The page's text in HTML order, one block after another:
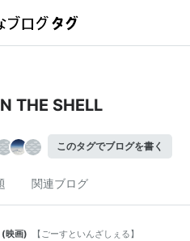
THE SHELL
このタグでブログを書く
関連ブログ
(映画) 【ごーすといんざしぇる】